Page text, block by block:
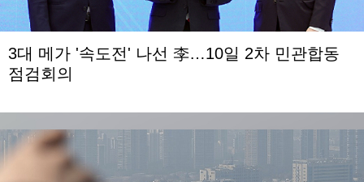
3대 메가 '속도전' 나선 李…10일 2차 민관합동
점검회의